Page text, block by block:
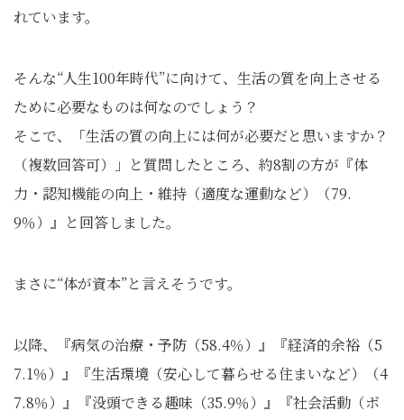
れています。
そんな“人生100年時代”に向けて、生活の質を向上させる
ために必要なものは何なのでしょう？
そこで、「生活の質の向上には何が必要だと思いますか？
（複数回答可）」と質問したところ、約8割の方が『体
力・認知機能の向上・維持（適度な運動など）（79.
9％）』と回答しました。
まさに“体が資本”と言えそうです。
以降、『病気の治療・予防（58.4％）』『経済的余裕（5
7.1％）』『生活環境（安心して暮らせる住まいなど）（4
7.8％）』『没頭できる趣味（35.9％）』『社会活動（ボ